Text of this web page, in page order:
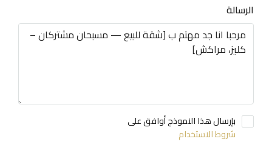
الرسالة
بإرسال هذا النموذج أوافق على
شروط الاستخدام